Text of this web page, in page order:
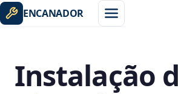
ENCANADOR
Instalação